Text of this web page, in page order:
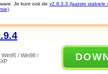
Je kunt ook de v2.8.3.3 (laatste stabiele
/ Win98 /